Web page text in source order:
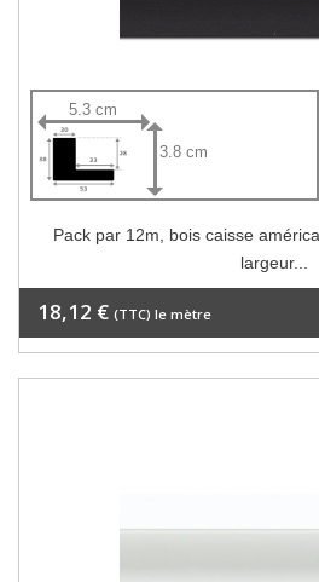
5.3 cm
3.8 cm
Pack par 12m, bois caisse
largeur...
18,12 € (TTC) le mètre